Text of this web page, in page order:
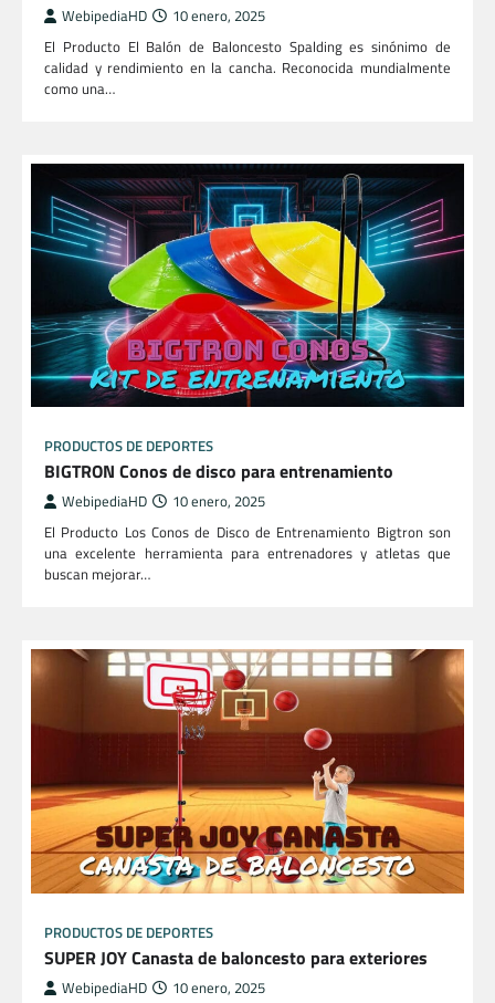
WebipediaHD 10 enero, 2025
El Producto El Balón de Baloncesto Spalding es sinónimo de
calidad y rendimiento en la cancha. Reconocida mundialmente
como una…
PRODUCTOS DE DEPORTES
BIGTRON Conos de disco para entrenamiento
WebipediaHD 10 enero, 2025
El Producto Los Conos de Disco de Entrenamiento Bigtron son
una excelente herramienta para entrenadores y atletas que
buscan mejorar…
PRODUCTOS DE DEPORTES
SUPER JOY Canasta de baloncesto para exteriores
WebipediaHD 10 enero, 2025